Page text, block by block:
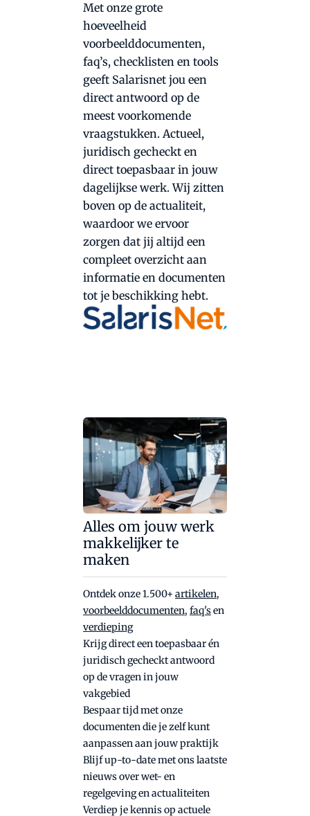
Met onze grote
hoeveelheid
voorbeelddocumenten,
faq’s, checklisten en tools
geeft Salarisnet jou een
direct antwoord op de
meest voorkomende
vraagstukken. Actueel,
juridisch gecheckt en
direct toepasbaar in jouw
dagelijkse werk. Wij zitten
boven op de actualiteit,
waardoor we ervoor
zorgen dat jij altijd een
compleet overzicht aan
informatie en documenten
tot je beschikking hebt.
Alles om jouw werk
makkelijker te
maken
Ontdek onze 1.500+ artikelen,
voorbeelddocumenten, faq'sen
verdieping
Krijg direct een toepasbaar én
juridisch gecheckt antwoord
op de vragen in jouw
vakgebied
Bespaar tijd met onze
documenten die je zelf kunt
aanpassen aan jouw praktijk
Blijf up-to-date met ons laatste
nieuws over wet- en
regelgeving en actualiteiten
Verdiep je kennis op actuele